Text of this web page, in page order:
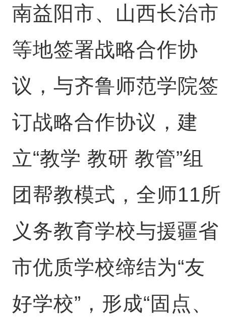
南益阳市、山西长治市
等地签署战略合作协
议，与齐鲁师范学院签
订战略合作协议，建
立“教学 教研 教管”组
团帮教模式，全师11所
义务教育学校与援疆省
市优质学校缔结为“友
好学校”，形成“固点、